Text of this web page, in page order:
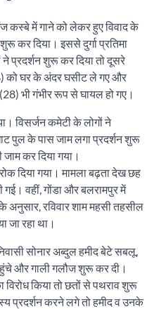
कस्बे में गाने को लेकर हुए विवाद के
कर दिया। इससे दुर्गा प्रतिमा
प्रदर्शन शुरू कर दिया तो दूसरे
को घर के अंदर घसीट ले गए और
भी गंभीर रूप से घायल हो गए।
विसर्जन कमेटी के लोगों ने
पुल के पास जाम लगा प्रदर्शन शुरू
कर दिया गया।
दिया गया। मामला बढ़ता देख छह
गई। वहीं, गोंडा और बलरामपुर में
अनुसार, रविवार शाम महसी तहसील
जा रहा था।
सोनार अब्दुल हमीद बेटे सबलू,
और गाली गलौज शुरू कर दी।
किया तो छतों से पथराव शुरू
प्रदर्शन करने लगे तो हमीद व उनके